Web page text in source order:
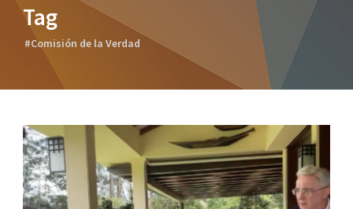
Tag
#Comisión de la Verdad